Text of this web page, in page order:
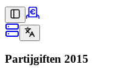
Partijgiften 2015